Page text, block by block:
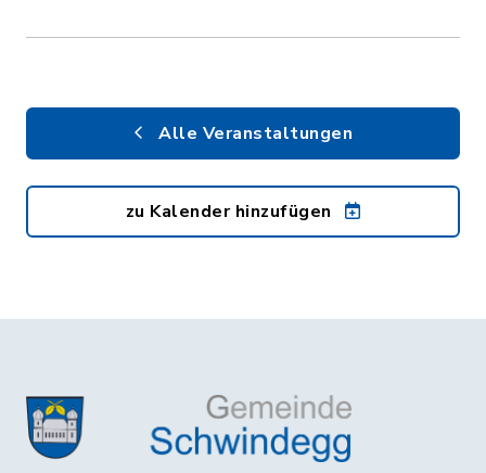
Alle Veranstaltungen
zu Kalender hinzufügen